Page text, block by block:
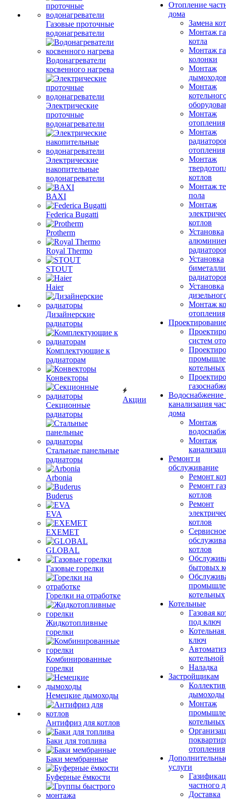
Газовые проточные
водонагреватели
Водонагреватели
косвенного нагрева
Электрические
проточные
водонагреватели
Электрические
накопительные
водонагреватели
BAXI
Federica Bugatti
Protherm
Royal Thermo
STOUT
Haier
Дизайнерские
радиаторы
Комплектующие к
радиаторам
Конвекторы
Секционные
радиаторы
Стальные панельные
радиаторы
Arbonia
Buderus
EVA
EXEMET
GLOBAL
Газовые горелки
Горелки на отработке
Жидкотопливные
горелки
Комбинированные
горелки
Немецкие дымоходы
Антифриз для котлов
Баки для топлива
Баки мембранные
Буферные ёмкости
Акции
Отопление
дома
Замена
Монтаж
котла
Монтаж
колонки
Монтаж
Монтаж
Монтаж
отопления
Монтаж
отопления
Монтаж
котлов
Монтаж
пола
Монтаж
котлов
Установка
Установка
Установка
Монтаж
отопления
Проектирование
систем
котельных
Водоснабжение
канализация
дома
Монтаж
Монтаж
Ремонт и
обслуживание
Ремонт
Ремонт
котлов
Ремонт
котлов
Сервисное
котлов
бытовых
котельных
Котельные
Газовая
под ключ
ключ
котельной
Наладка
Застройщикам
дымоходы
Монтаж
котельных
отопления
услуги
частного
Доставка